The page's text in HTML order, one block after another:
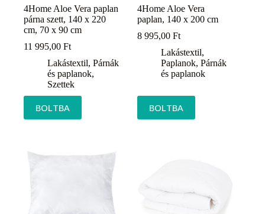
4Home Aloe Vera paplan
párna szett, 140 x 220
cm, 70 x 90 cm
11 995,00 Ft
Lakástextil, Párnák
és paplanok,
Szettek
BOLTBA
4Home Aloe Vera
paplan, 140 x 200 cm
8 995,00Ft
Lakástextil,
Paplanok,Párnák
és paplanok
BOLTBA